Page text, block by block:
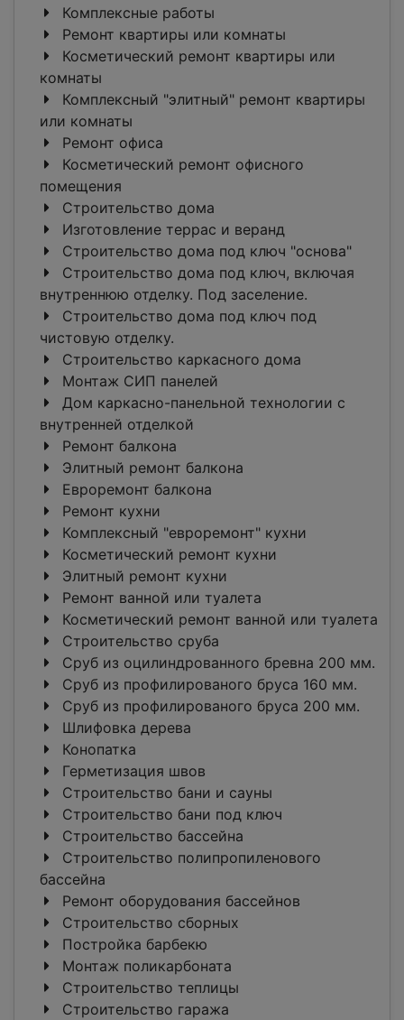
Комплексные работы
Ремонт квартиры или комнаты
Косметический ремонт квартиры или
комнаты
Комплексный "элитный" ремонт квартиры
или комнаты
Ремонт офиса
Косметический ремонт офисного
помещения
Строительство дома
Изготовление террас и веранд
Строительство дома под ключ "основа"
Строительство дома под ключ, включая
внутреннюю отделку. Под заселение.
Строительство дома под ключ под
чистовую отделку.
Строительство каркасного дома
Монтаж СИП панелей
Дом каркасно-панельной технологии с
внутренней отделкой
Ремонт балкона
Элитный ремонт балкона
Евроремонт балкона
Ремонт кухни
Комплексный "евроремонт" кухни
Косметический ремонт кухни
Элитный ремонт кухни
Ремонт ванной или туалета
Косметический ремонт ванной или туалета
Строительство сруба
Сруб из оцилиндрованного бревна 200 мм.
Сруб из профилированого бруса 160 мм.
Сруб из профилированого бруса 200 мм.
Шлифовка дерева
Конопатка
Герметизация швов
Строительство бани и сауны
Строительство бани под ключ
Строительство бассейна
Строительство полипропиленового
бассейна
Ремонт оборудования бассейнов
Строительство сборных
Постройка барбекю
Монтаж поликарбоната
Строительство теплицы
Строительство гаража